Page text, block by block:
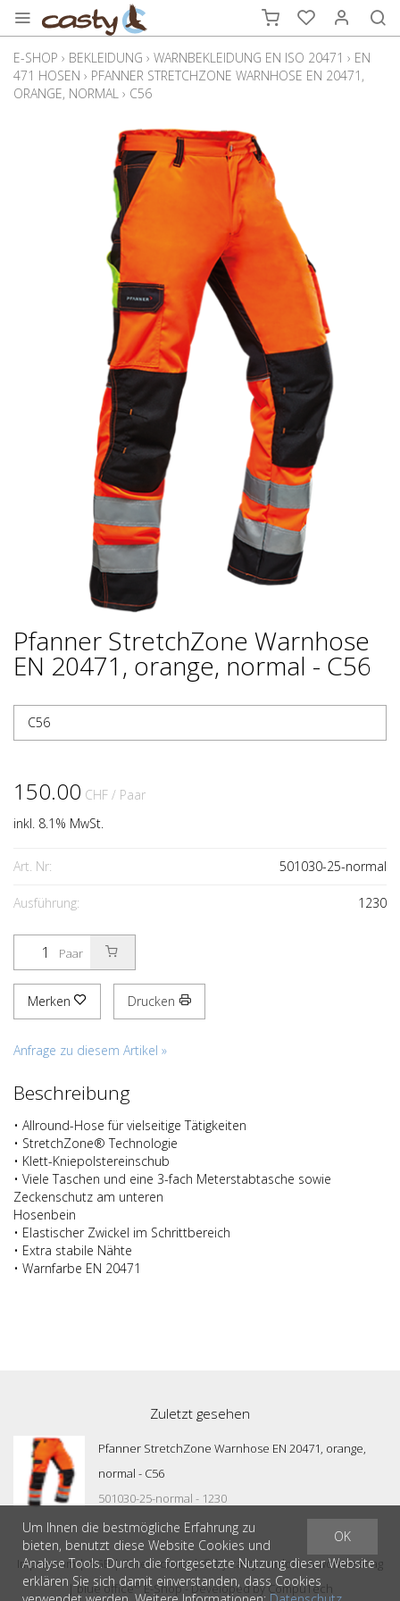
E-SHOP › BEKLEIDUNG › WARNBEKLEIDUNG EN ISO 20471 › EN
471 HOSEN › PFANNER STRETCHZONE WARNHOSE EN 20471,
ORANGE, NORMAL › C56
Pfanner StretchZone Warnhose
EN 20471, orange, normal - C56
C56
150.00 CHF / Paar
inkl. 8.1% MwSt.
Art. Nr: 501030-25-normal
Ausführung: 1230
Paar
Merken Drucken
Anfrage zu diesem Artikel »
Beschreibung
• Allround-Hose für vielseitige Tätigkeiten
• StretchZone® Technologie
• Klett-Kniepolstereinschub
• Viele Taschen und eine 3-fach Meterstabtasche sowie
Zeckenschutz am unteren
Hosenbein
• Elastischer Zwickel im Schrittbereich
• Extra stabile Nähte
• Warnfarbe EN 20471
Zuletzt gesehen
Pfanner StretchZone Warnhose EN 20471, orange,
normal - C56
501030-25-normal - 1230
Impressum|AGB|Datenschutz| © bycasty outdoor & workwear ag
|blue office® E-Shop - Developed byCompuTech
OK
Um Ihnen die bestmögliche Erfahrung zu
bieten, benutzt diese Website Cookies und
Analyse Tools. Durch die fortgesetzte Nutzung dieser Website
erklären Sie sich damit einverstanden, dass Cookies